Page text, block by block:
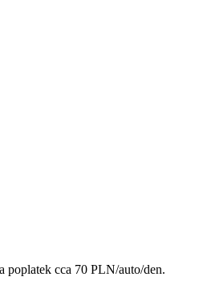
poplatek cca 70 PLN/auto/den.